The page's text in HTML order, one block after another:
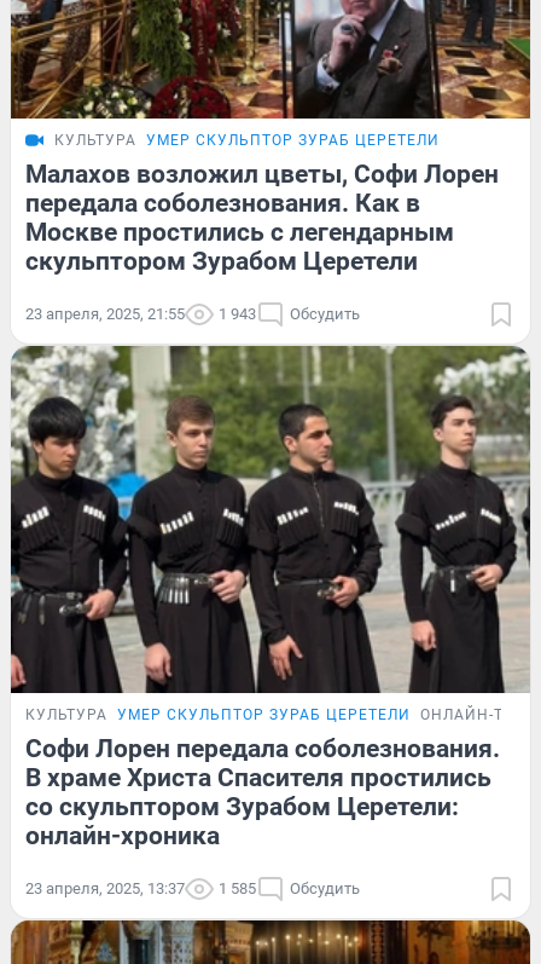
КУЛЬТУРА УМЕР СКУЛЬПТОР ЗУРАБ ЦЕРЕТЕЛИ
Малахов возложил цветы, Софи Лорен
передала соболезнования. Как в
Москве простились с легендарным
скульптором Зурабом Церетели
23 апреля, 2025, 21:55 1 943 Обсудить
КУЛЬТУРА УМЕР СКУЛЬПТОР ЗУРАБ ЦЕРЕТЕЛИ ОНЛАЙН-
Софи Лорен передала соболезнования.
В храме Христа Спасителя простились
со скульптором Зурабом Церетели:
онлайн-хроника
23 апреля, 2025, 13:37 1 585 Обсудить